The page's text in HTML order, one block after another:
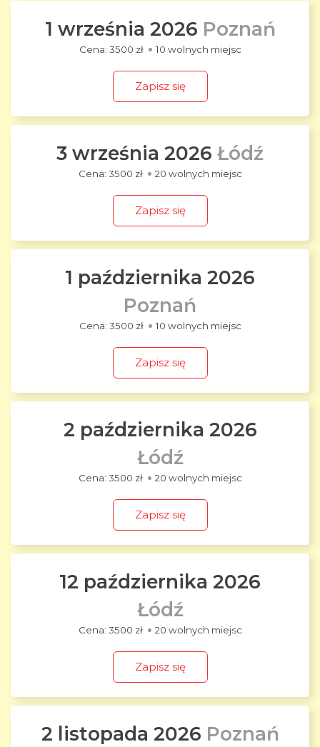
1 września 2026 Poznań
3500 zł 10 wolnych miejsc
Zapisz się
3 września 2026 Łódź
3500 zł 20 wolnych miejsc
Zapisz się
1 października 2026
Poznań
3500 zł 10 wolnych miejsc
Zapisz się
2 października 2026
Łódź
3500 zł 20 wolnych miejsc
Zapisz się
12 października 2026
Łódź
3500 zł 20 wolnych miejsc
Zapisz się
2 listopada 2026 Poznań